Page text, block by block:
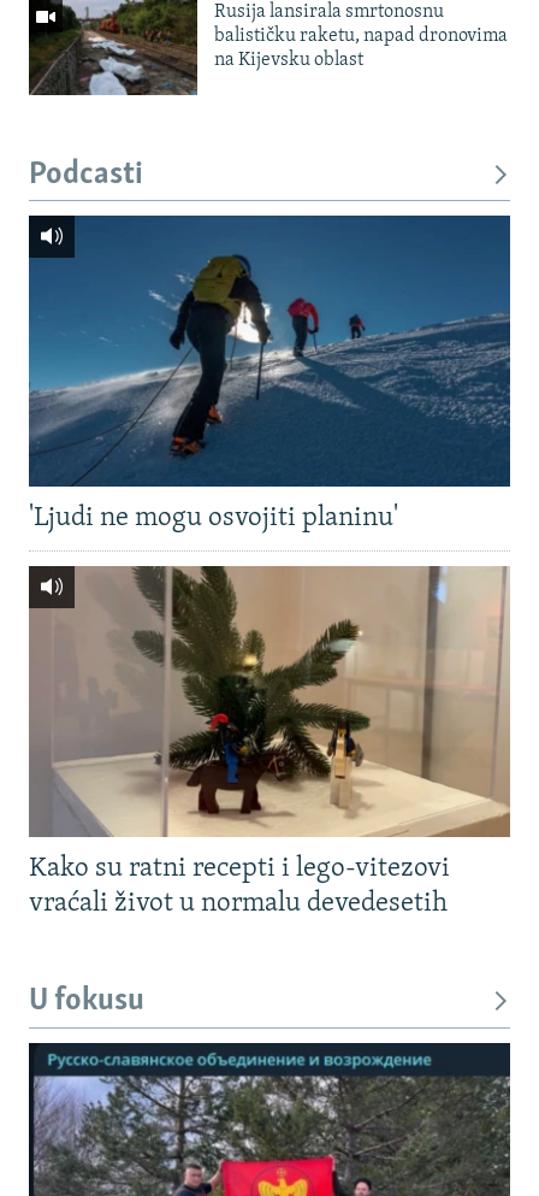
Rusija lansirala smrtonosnu
balističku raketu, napad dronovima
na Kijevsku oblast
Podcasti
'Ljudi ne mogu osvojiti planinu'
Kako su ratni recepti i lego-vitezovi
vraćali život u normalu devedesetih
U fokusu